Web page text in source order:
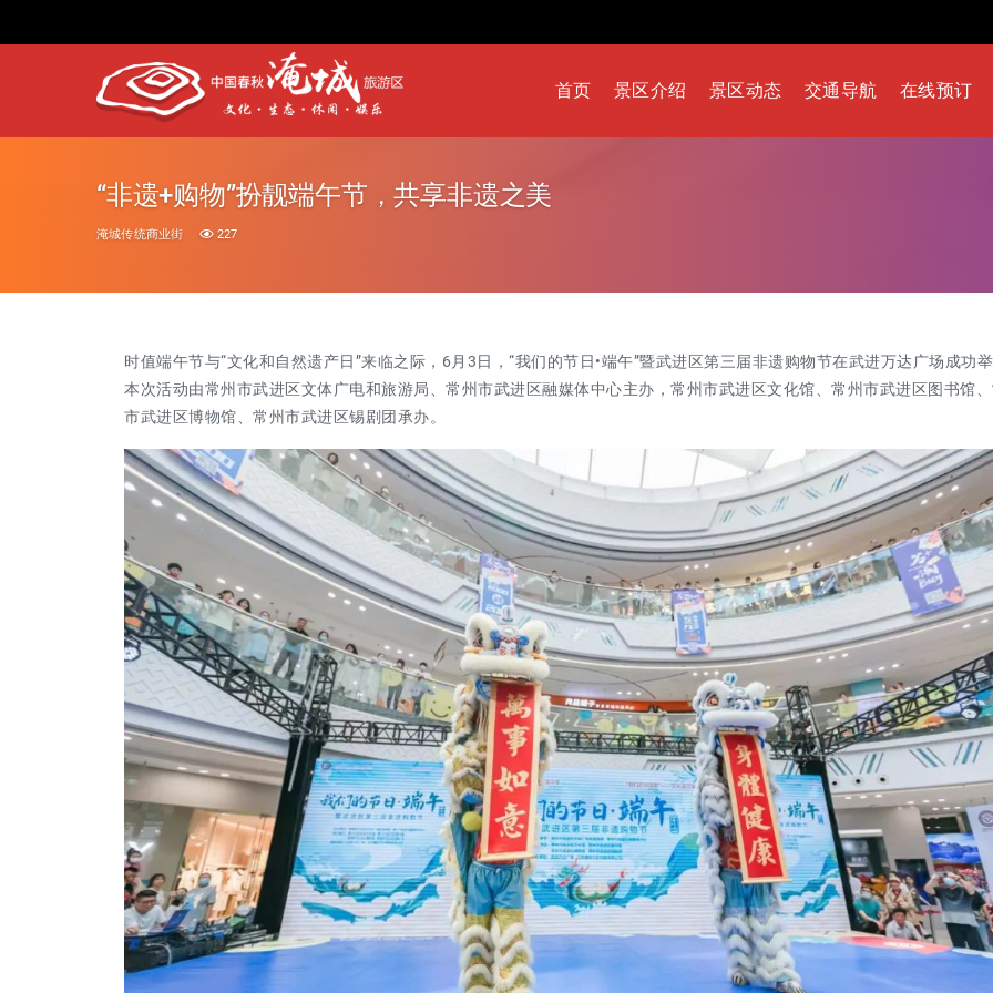
首页 景区介绍 景区动态 交通导航 在线预订
“非遗+购物”扮靓端午节，共享非遗之美
淹城传统商业街 227
时值端午节与“文化和自然遗产日”来临之际，6月3日，“我们的节日•端午”暨武进区第三届非遗购物节在武进万达广场成功
本次活动由常州市武进区文体广电和旅游局、常州市武进区融媒体中心主办，常州市武进区文化馆、常州市武进区图书馆
市武进区博物馆、常州市武进区锡剧团承办。